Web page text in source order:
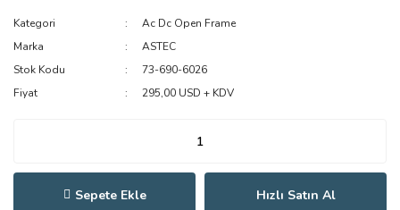
Kategori
Ac Dc Open Frame
Marka
ASTEC
Stok Kodu
73-690-6026
Fiyat
295,00 USD + KDV
Sepete Ekle Hızlı Satın Al